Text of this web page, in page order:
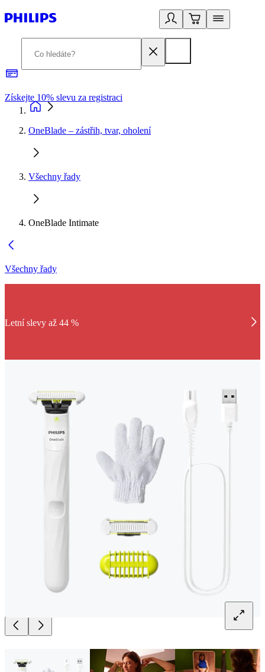
Získejte 10% slevu za registraci
OneBlade – zástřih, tvar, oholení
Všechny řady
OneBlade Intimate
Všechny řady
Letní slevy až 44 %